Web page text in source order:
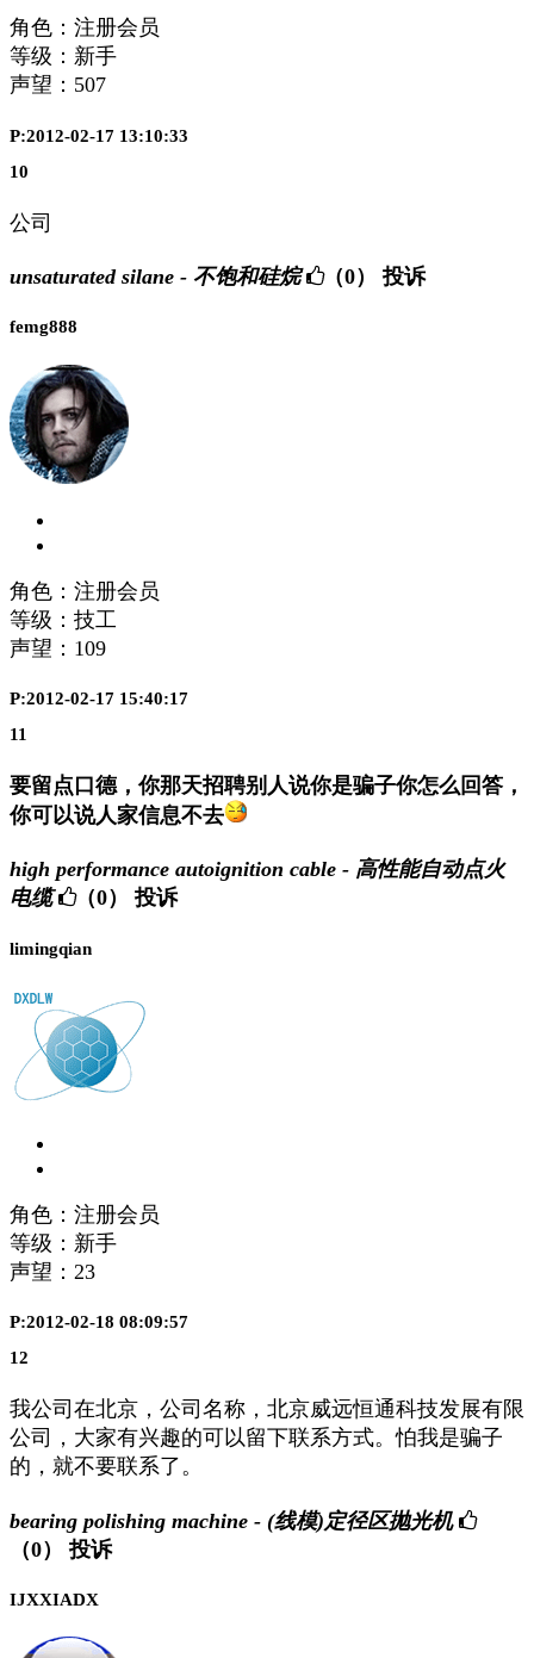
角色：注册会员
等级：新手
声望： 507
P:2012-02-17 13:10:33
10
公司
unsaturated silane - 不饱和硅烷 （0） 投诉
femg888
角色：注册会员
等级：技工
声望： 109
P:2012-02-17 15:40:17
11
要留点口德，你那天招聘别人说你是骗子你怎么回答，
你可以说人家信息不去
high performance autoignition cable - 高性能自动点火
电缆
（0） 投诉
limingqian
角色：注册会员
等级：新手
声望： 23
P:2012-02-18 08:09:57
12
我公司在北京，公司名称，北京威远恒通科技发展有限
公司，大家有兴趣的可以留下联系方式。怕我是骗子
的，就不要联系了。
bearing polishing machine - (线模)定径区抛光机
（0）
投诉
IJXXIADX